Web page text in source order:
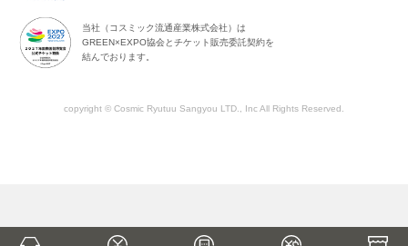
当社（コスミック流通産業株式会社）は
GREEN×EXPO協会とチケット販売委託契約を
結んでおります。
copyright © Cosmic Ryutuu Sangyou LTD., Inc All Rights Reserved.